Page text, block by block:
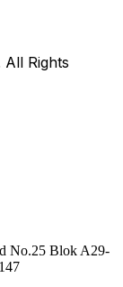
All Rights
No.25 Blok A29-